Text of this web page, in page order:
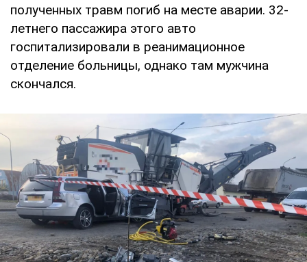
полученных травм погиб на месте аварии. 32-
летнего пассажира этого авто
госпитализировали в реанимационное
отделение больницы, однако там мужчина
скончался.